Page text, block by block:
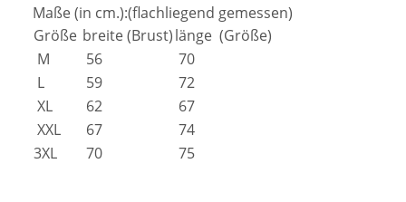
Maße (in cm.):(flachliegend gemessen)
Größe breite (Brust)länge (Größe)
M
56
70
L
59
72
XL
62
67
XXL
67
74
3XL
70 75